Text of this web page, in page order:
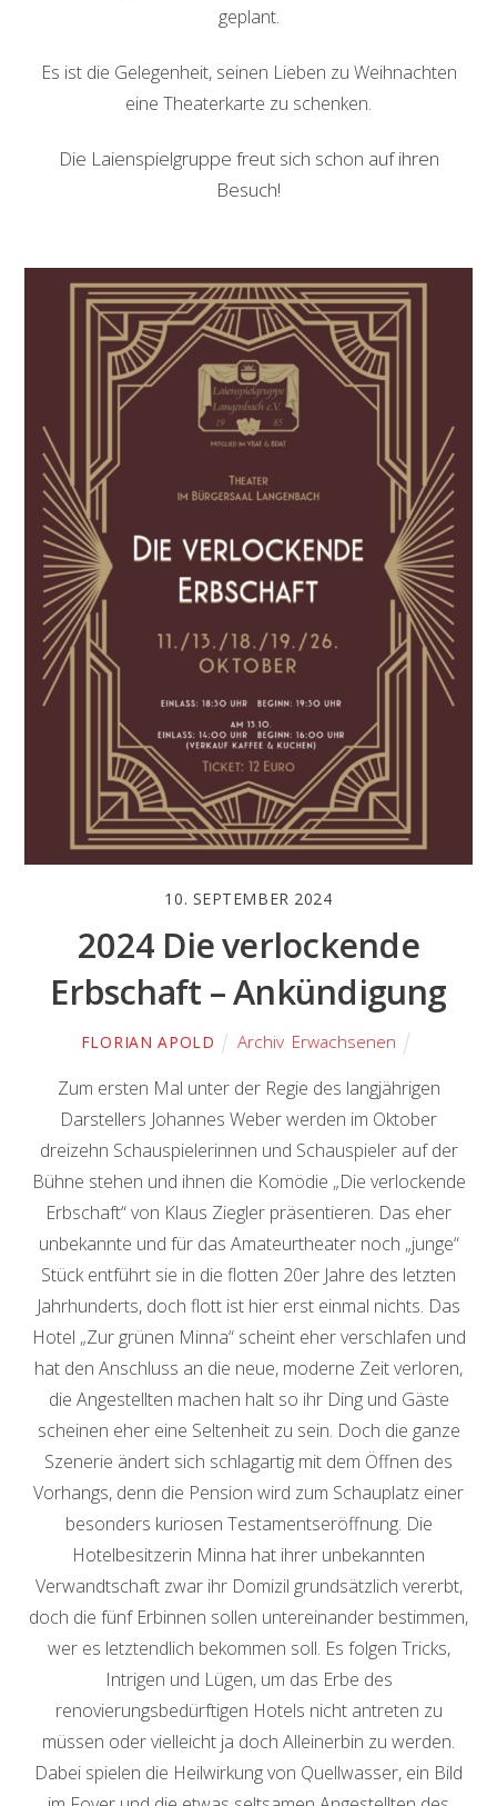
geplant.
Es ist die Gelegenheit, seinen Lieben zu Weihnachten
eine Theaterkarte zu schenken.
Die Laienspielgruppe freut sich schon auf ihren
Besuch!
10. SEPTEMBER 2024
2024 Die verlockende
Erbschaft – Ankündigung
FLORIAN APOLD Archiv Erwachsenen
Zum ersten Mal unter der Regie des langjährigen
Darstellers Johannes Weber werden im Oktober
dreizehn Schauspielerinnen und Schauspieler auf der
Bühne stehen und ihnen die Komödie „Die verlockende
Erbschaft“ von Klaus Ziegler präsentieren. Das eher
unbekannte und für das Amateurtheater noch „junge“
Stück entführt sie in die flotten 20er Jahre des letzten
Jahrhunderts, doch flott ist hier erst einmal nichts. Das
Hotel „Zur grünen Minna“ scheint eher verschlafen und
hat den Anschluss an die neue, moderne Zeit verloren,
die Angestellten machen halt so ihr Ding und Gäste
scheinen eher eine Seltenheit zu sein. Doch die ganze
Szenerie ändert sich schlagartig mit dem Öffnen des
Vorhangs, denn die Pension wird zum Schauplatz einer
besonders kuriosen Testamentseröffnung. Die
Hotelbesitzerin Minna hat ihrer unbekannten
Verwandtschaft zwar ihr Domizil grundsätzlich vererbt,
doch die fünf Erbinnen sollen untereinander bestimmen,
wer es letztendlich bekommen soll. Es folgen Tricks,
Intrigen und Lügen, um das Erbe des
renovierungsbedürftigen Hotels nicht antreten zu
müssen oder vielleicht ja doch Alleinerbin zu werden.
Dabei spielen die Heilwirkung von Quellwasser, ein Bild